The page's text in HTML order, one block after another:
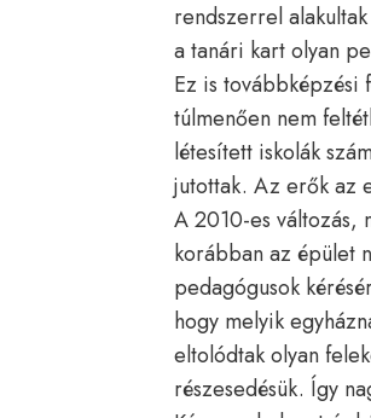
rendszerrel
a tanári kart olyan
Ez is továbbképzési
túlmenően nem
létesített iskolák
jutottak. Az erők az
A 2010-es változás,
korábban az épület
pedagógusok
hogy melyik
eltolódtak olyan
részesedésük. Így